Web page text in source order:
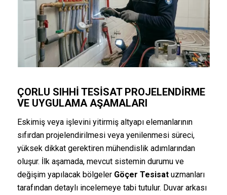
ÇORLU SIHHI TESISAT PROJELENDIRME
VE UYGULAMA AŞAMALARI
Eskimiş veya işlevini yitirmiş altyapı elemanlarının
sıfırdan projelendirilmesi veya yenilenmesi süreci,
yüksek dikkat gerektiren mühendislik adımlarından
oluşur. İlk aşamada, mevcut sistemin durumu ve
değişim yapılacak bölgeler Göçer Tesisatuzmanları
tarafından detaylı incelemeye tabi tutulur. Duvar arkası